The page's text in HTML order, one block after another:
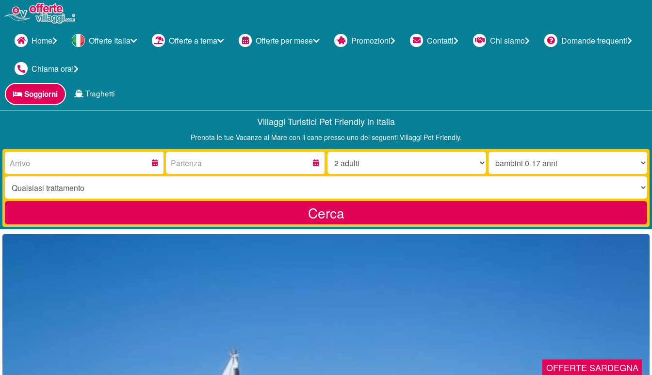
Home Offerte Italia Offerte a tema Offerte per mese Promozioni Contatti Chi siamo Domande frequenti
Chiama ora!
Soggiorni Traghetti
Villaggi Turistici Pet Friendly in Italia
Prenota le tue Vacanze al Mare con il cane presso uno dei seguenti Villaggi Pet Friendly.
Arrivo:
Partenza: Adulti:
Bambini
17
Trattamento:
Cerca
OFFERTE SARDEGNA